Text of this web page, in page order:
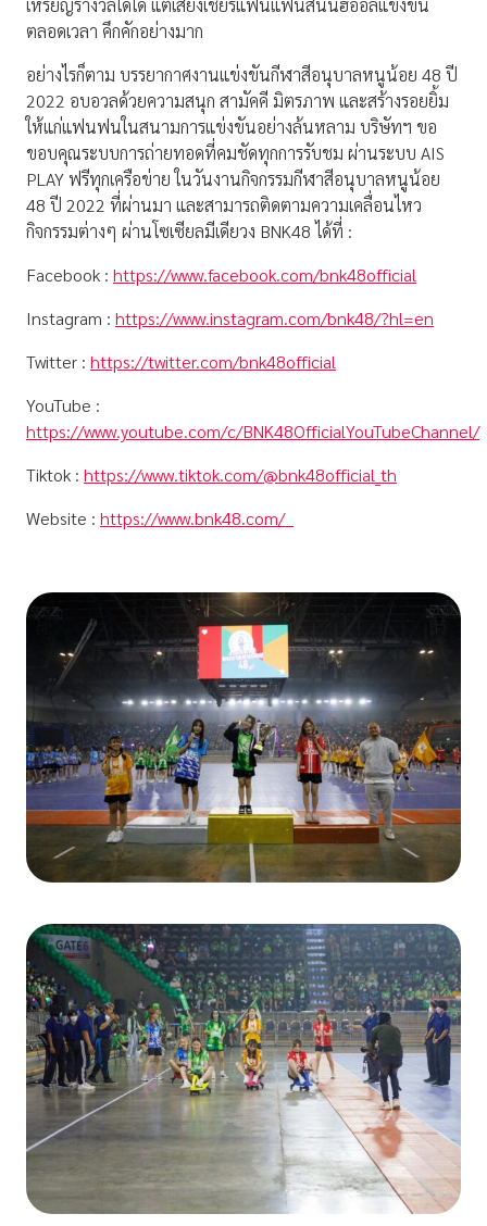
เหรียญรางวัลใดใด แต่เสียงเชียร์แฟนแฟนสนั่นฮออล์แข่งขัน
ตลอดเวลา คึกคักอย่างมาก
อย่างไรก็ตาม บรรยากาศงานแข่งขันกีฬาสีอนุบาลหนูน้อย 48 ปี
2022 อบอวลด้วยความสนุก สามัคคี มิตรภาพ และสร้างรอยยิ้ม
ให้แก่แฟนฟนในสนามการแข่งขันอย่างล้นหลาม บริษัทฯ ขอ
ขอบคุณระบบการถ่ายทอดที่คมชัดทุกการรับชม ผ่านระบบ AIS
PLAY ฟรีทุกเครือข่าย ในวันงานกิจกรรมกีฬาสีอนุบาลหนูน้อย
48 ปี 2022 ที่ผ่านมา และสามารถติดตามความเคลื่อนไหว
กิจกรรมต่างๆ ผ่านโซเซียลมีเดียวง BNK48 ได้ที่ :
Facebook : https://www.facebook.com/bnk48official
Instagram : https://www.instagram.com/bnk48/?hl=en
Twitter : https://twitter.com/bnk48official
YouTube :
https://www.youtube.com/c/BNK48OfficialYouTubeChannel/
Tiktok : https://www.tiktok.com/@bnk48official_th
Website : https://www.bnk48.com/